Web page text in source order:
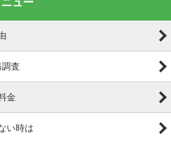
査
金
い時は